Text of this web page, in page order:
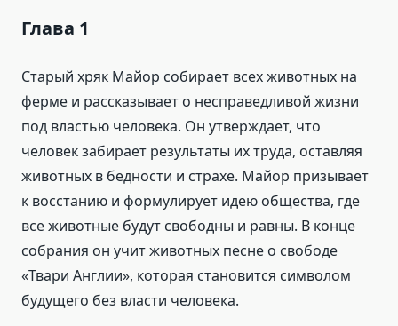
Глава 1
Старый хряк Майор собирает всех животных на
ферме и рассказывает о несправедливой жизни
под властью человека. Он утверждает, что
человек забирает результаты их труда, оставляя
животных в бедности и страхе. Майор призывает
к восстанию и формулирует идею общества, где
все животные будут свободны и равны. В конце
собрания он учит животных песне о свободе
«Твари Англии», которая становится символом
будущего без власти человека.